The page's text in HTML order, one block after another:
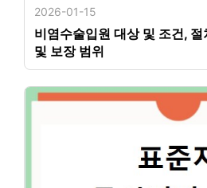
2026-01-15
비염수술입원 대상 및 조건,
및 보장 범위